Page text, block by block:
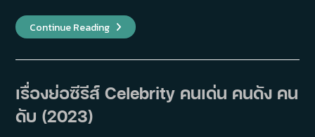
Continue Readingเรื่อง
ย่อ
รีส์
If
You
เรื่องย่อซีรีส์ Celebrity คนเด่น คนดัง คน
ดับ (2023)